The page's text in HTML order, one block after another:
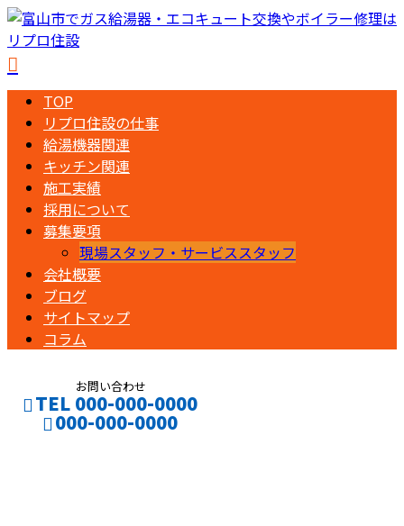
TOP
リプロ住設の仕事
給湯機器関連
キッチン関連
施工実績
採用について
募集要項
現場スタッフ・サービススタッフ
会社概要
ブログ
サイトマップ
コラム
お問い合わせ
TEL 000-000-0000
000-000-0000